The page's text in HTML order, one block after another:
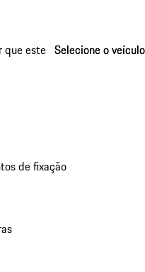
que este Selecione o veículo
Selecione o veículo
de fixação